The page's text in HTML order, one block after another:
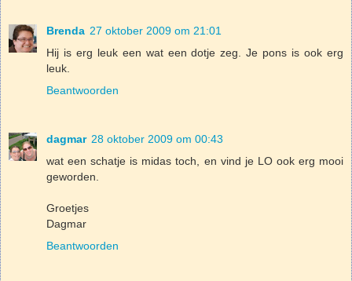
Brenda 27 oktober 2009 om 21:01
Hij is erg leuk een wat een dotje zeg. Je pons is ook erg
leuk.
Beantwoorden
dagmar 28 oktober 2009 om 00:43
wat een schatje is midas toch, en vind je LO ook erg mooi
geworden.
Groetjes
Dagmar
Beantwoorden